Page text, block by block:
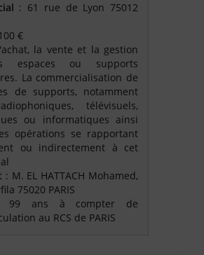
: 61 rue de Lyon 75012
€
la vente et la gestion
espaces ou supports
La commercialisation de
de supports, notamment
télévisuels,
ou informatiques ainsi
opérations se rapportant
ou indirectement à cet
: M. EL HATTACH Mohamed,
75020 PARIS
ans à compter de
au RCS de PARIS